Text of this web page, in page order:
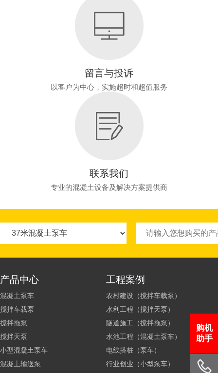
留言与投诉
以客户为中心，实施超时和超值服务
联系我们
专业的混凝土设备及解决方案提供商
产品中心
混凝土泵车
搅拌车载泵
搅拌拖泵
搅拌天泵
小型混凝土泵车
混凝土输送泵
工程案例
农村建设（搅拌车载泵）
水利工程（搅拌天泵）
隧道施工（搅拌拖泵）
水池工程（混凝土泵车）
电线搭桩（泵车）
行业创业（小型泵车）
购机
助手